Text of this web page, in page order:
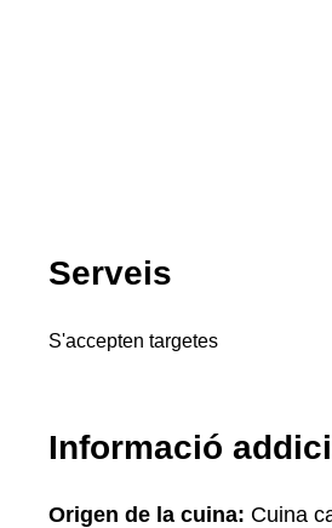
Serveis
S'accepten targetes
Informació
Origen de la cuina: Cuina